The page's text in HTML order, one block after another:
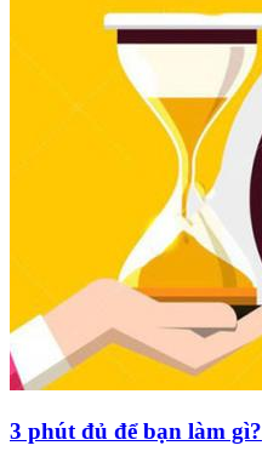
3 phút đủ để bạn làm gì?